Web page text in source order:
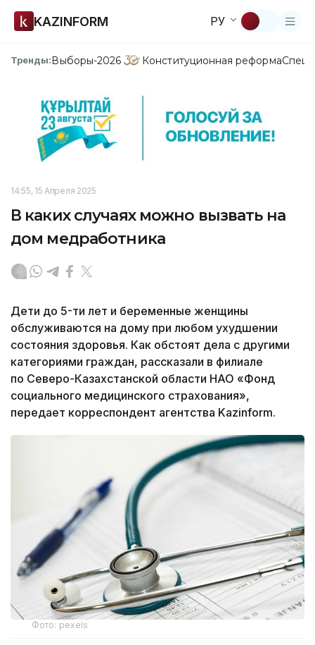
KAZINFORM РУ
Тренды:Выборы-2026 Конституционная реформа
14:55, 15 Апреля 2025
В каких случаях можно вызвать на
дом медработника
Дети до 5-ти лет и беременные женщины
обслуживаются на дому при любом ухудшении
состояния здоровья. Как обстоят дела с другими
категориями граждан, рассказали в филиале
по Северо-Казахстанской области НАО «Фонд
социального медицинского страхования»,
передает корреспондент агентства Kazinform.
Фото: pexels